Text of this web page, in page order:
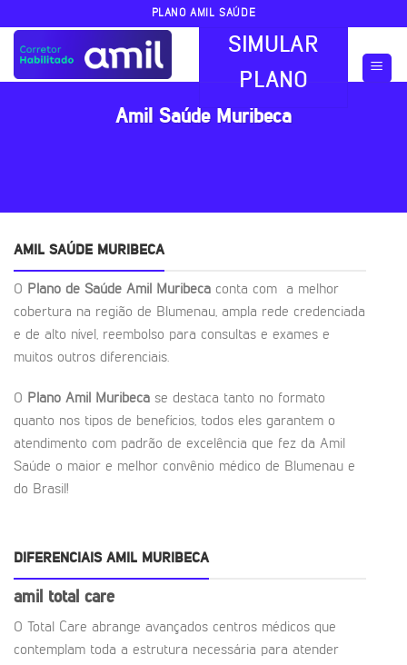
content
PLANO AMIL SAÚDE
SIMULAR
PLANO
Amil Saúde Muribeca
AMIL SAÚDE MURIBECA
O Plano de Saúde Amil Muribeca conta com a melhor
cobertura na região de Blumenau, ampla rede credenciada
e de alto nível, reembolso para consultas e exames e
muitos outros diferenciais.
O Plano Amil Muribeca se destaca tanto no formato
quanto nos tipos de benefícios, todos eles garantem o
atendimento com padrão de excelência que fez da Amil
Saúde o maior e melhor convênio médico de Blumenau e
do Brasil!
DIFERENCIAIS AMIL MURIBECA
amil total care
O Total Care abrange avançados centros médicos que
contemplam toda a estrutura necessária para atender